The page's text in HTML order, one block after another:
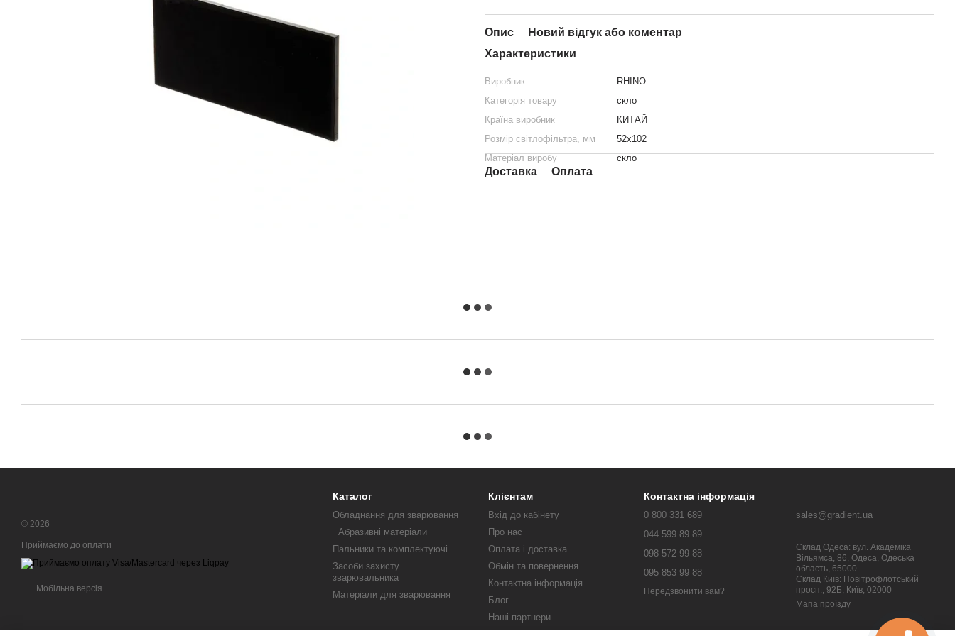
Опис
Новий відгук або коментар
Характеристики
Виробник
RHINO
Категорія товару
скло
Країна виробник
КИТАЙ
Розмір світлофільтра, мм
52х102
Матеріал виробу
скло
Доставка Оплата
© 2026
Приймаємо до оплати
Мобільна версія
Каталог
Обладнання для зварювання
Абразивні матеріали
Пальники та комплектуючі
Засоби захисту
зварювальника
Матеріали для зварювання
Клієнтам
Вхід до кабінету
Про нас
Оплата і доставка
Обмін та повернення
Контактна інформація
Блог
Наші партнери
Контактна інформація
0 800 331 689
044 599 89 89
098 572 99 88
095 853 99 88
Передзвонити вам?
sales@gradient.ua
Склад Одеса: вул. Академіка
Вільямса, 86, Одеса, Одеська
область, 65000
Склад Київ: Повітрофлотський
просп., 92Б, Київ, 02000
Мапа проїзду